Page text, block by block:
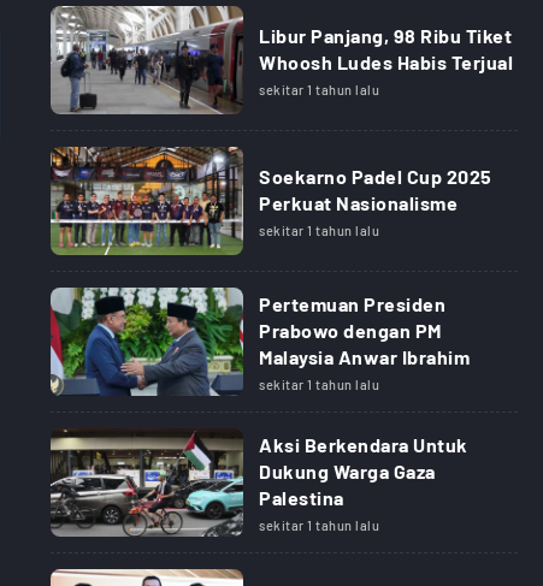
Libur Panjang, 98 Ribu Tiket
Whoosh Ludes Habis Terjual
sekitar 1 tahun lalu
Soekarno Padel Cup 2025
Perkuat Nasionalisme
sekitar 1 tahun lalu
Pertemuan Presiden
Prabowo dengan PM
Malaysia Anwar Ibrahim
sekitar 1 tahun lalu
Aksi Berkendara Untuk
Dukung Warga Gaza
Palestina
sekitar 1 tahun lalu